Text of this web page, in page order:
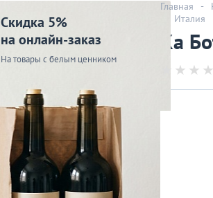
Скидка 5%
на онлайн-заказ
На товары с белым ценником
Главная -
Италия
Ка